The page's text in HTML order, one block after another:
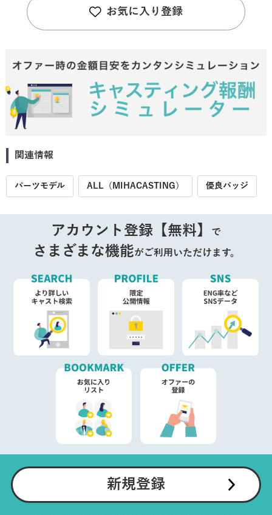
お気に入り登録
関連情報
パーツモデル ALL（MIHACASTING） 優良バッジ
アカウント登録【無料】 で
さまざまな機能がご利用いただけます。
新規登録